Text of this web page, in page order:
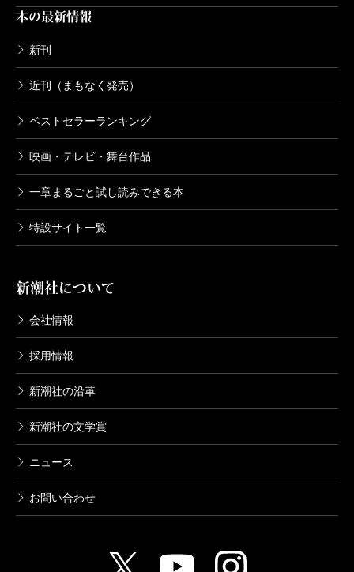
本の最新情報
新刊
近刊（まもなく発売）
ベストセラーランキング
映画・テレビ・舞台作品
一章まるごと試し読みできる本
特設サイト一覧
新潮社について
会社情報
採用情報
新潮社の沿革
新潮社の文学賞
ニュース
お問い合わせ